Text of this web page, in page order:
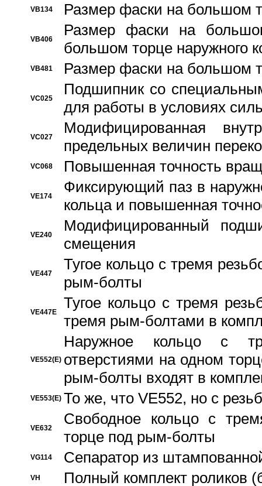
VB134 Размер фаски на большом
VB406
Размер фаски на
большом торце наружного
VB481 Размер фаски на большом
VC025
Подшипник со
для работы в условиях
VC027
Модифицированная
предельных величин
VC068 Повышенная точность
VE174
Фиксирующий паз в
кольца и повышенная
VE240
Модифицированный
смещения
VE447
Тугое кольцо с тремя
рым-болты
VE447E
Тугое кольцо с тремя
тремя рым-болтами в
VE552(E)
Наружное кольцо с
отверстиями на одном
рым-болты входят в
VE553(E) То же, что VE552, но с
VE632
Свободное кольцо с
торце под рым-болты
VG114 Сепаратор из
VH Полный комплект роликов